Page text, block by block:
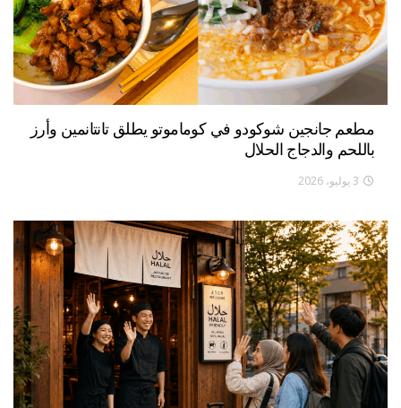
مطعم جانجين شوكودو في كوماموتو يطلق تانتانمين وأرز
باللحم والدجاج الحلال
3 يوليو، 2026